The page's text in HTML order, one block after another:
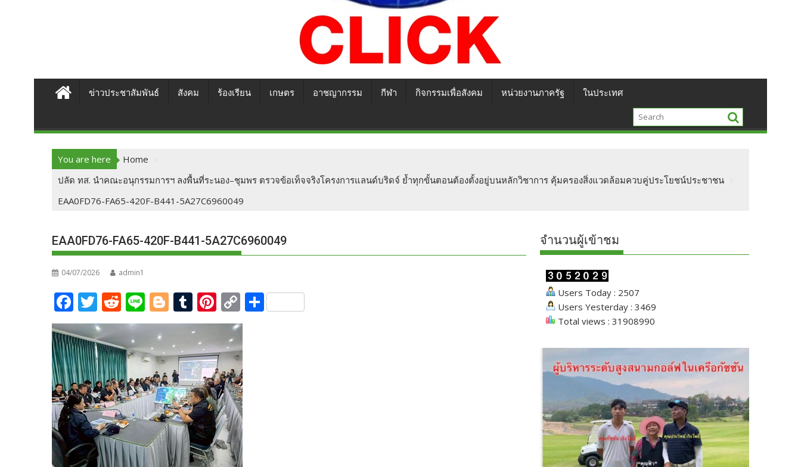
ข่าวประชาสัมพันธ์ สังคม ร้องเรียน เกษตร อาชญากรรม กีฬา กิจกรรมเพื่อสังคม หน่วยงานภาครัฐ ในประเทศ
You are here
Home
ปลัด ทส. นำคณะอนุกรรมการฯ ลงพื้นที่ระนอง–ชุมพร ตรวจข้อเท็จจริงโครงการแลนด์บริดจ์ ย้ำทุกขั้นตอนต้องตั้งอยู่บนหลักวิชาการ คุ้มครองสิ่งแวดล้อมควบคู่ประโยชน์ประชาชน
EAA0FD76-FA65-420F-B441-5A27C6960049
EAA0FD76-FA65-420F-B441-5A27C6960049
04/07/2026 admin1
F
ac
e
b
o
o
k
T
w
itt
er
R
e
d
di
t
Li
n
Bl
o
g
g
er
T
u
m
bl
r
Pi
nt
er
e
st
C
o
p
y
Li
n
k
S
h
จำนวนผู้เข้าชม
Users Today : 2507
Users Yesterday : 3469
Total views : 31908990